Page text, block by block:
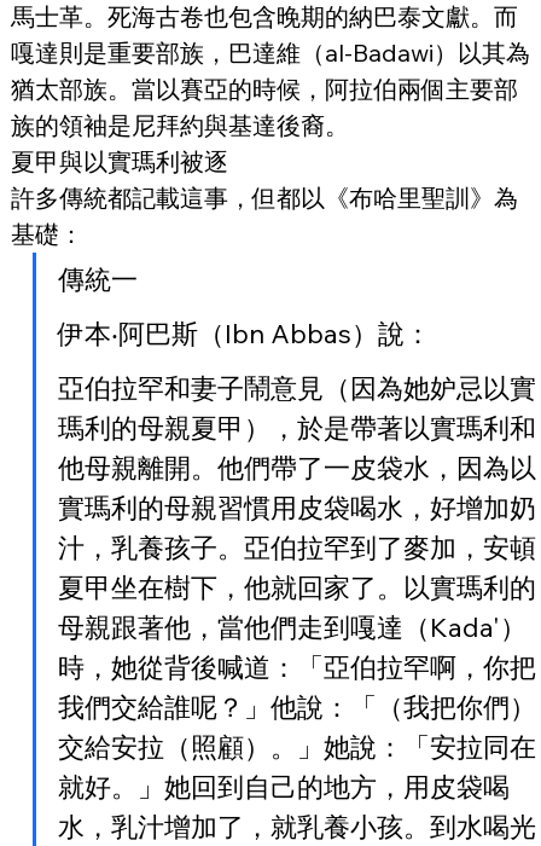
馬士革。死海古卷也包含晚期的納巴泰文獻。而
嘎達則是重要部族，巴達維（al-Badawi）以其為
猶太部族。當以賽亞的時候，阿拉伯兩個主要部
族的領袖是尼拜約與基達後裔。
夏甲與以實瑪利被逐
許多傳統都記載這事，但都以《布哈里聖訓》為
基礎：
傳統一
伊本‧阿巴斯（Ibn Abbas）說：
亞伯拉罕和妻子鬧意見（因為她妒忌以實
瑪利的母親夏甲），於是帶著以實瑪利和
他母親離開。他們帶了一皮袋水，因為以
實瑪利的母親習慣用皮袋喝水，好增加奶
汁，乳養孩子。亞伯拉罕到了麥加，安頓
夏甲坐在樹下，他就回家了。以實瑪利的
母親跟著他，當他們走到嘎達（Kada'）
時，她從背後喊道：「亞伯拉罕啊，你把
我們交給誰呢？」他說：「（我把你們）
交給安拉（照顧）。」她說：「安拉同在
就好。」她回到自己的地方，用皮袋喝
水，乳汁增加了，就乳養小孩。到水喝光